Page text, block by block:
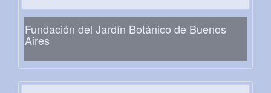
Fundación del Jardín Botánico de Buenos
Aires